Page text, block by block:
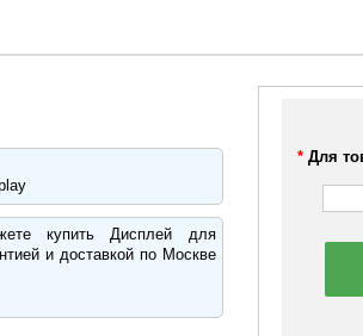
* Для
купить Дисплей для
и доставкой по Москве